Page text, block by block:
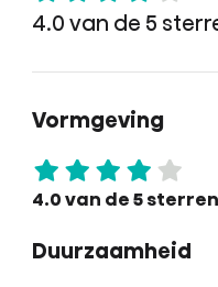
4.0 van de 5
Vormgeving
4.0 van de 5 sterren
Duurzaamheid